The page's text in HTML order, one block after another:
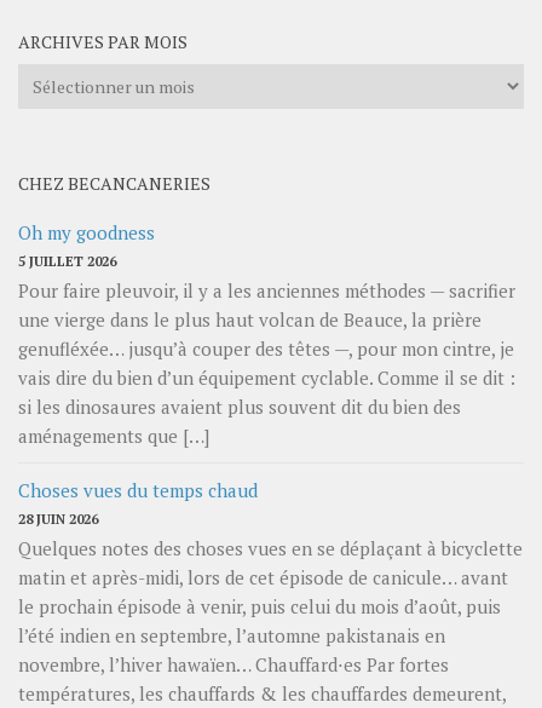
ARCHIVES PAR MOIS
Archives
CHEZ BECANCANERIES
Oh my goodness
5 JUILLET 2026
Pour faire pleuvoir, il y a les anciennes méthodes — sacrifier
une vierge dans le plus haut volcan de Beauce, la prière
genufléxée… jusqu’à couper des têtes —, pour mon cintre, je
vais dire du bien d’un équipement cyclable. Comme il se dit :
si les dinosaures avaient plus souvent dit du bien des
aménagements que […]
Choses vues du temps chaud
28 JUIN 2026
Quelques notes des choses vues en se déplaçant à bicyclette
matin et après-midi, lors de cet épisode de canicule… avant
le prochain épisode à venir, puis celui du mois d’août, puis
l’été indien en septembre, l’automne pakistanais en
novembre, l’hiver hawaïen… Chauffard⋅es Par fortes
températures, les chauffards & les chauffardes demeurent,